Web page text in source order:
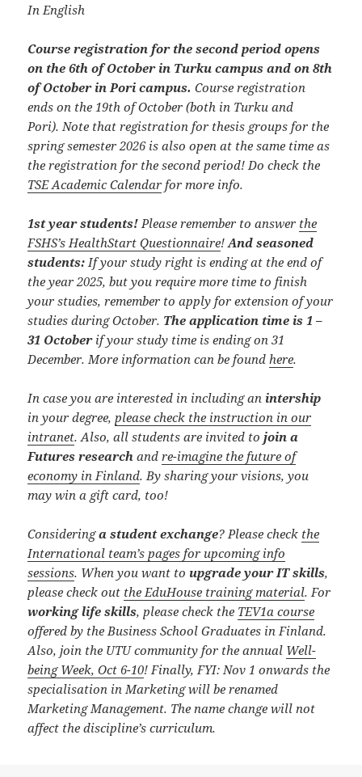
In English
Course registration for the second period opens
on the 6th of October in Turku campus and on 8th
of October in Pori campus. Course registration
ends on the 19th of October (both in Turku and
Pori). Note that registration for thesis groups for the
spring semester 2026 is also open at the same time as
the registration for the second period! Do check the
TSE Academic Calendar for more info.
1st year students! Please remember to answer the
FSHS’s HealthStart Questionnaire!And seasoned
students: If your study right is ending at the end of
the year 2025, but you require more time to finish
your studies, remember to apply for extension of your
studies during October. The application time is 1 –
31 Octoberif your study time is ending on 31
December. More information can be found here.
In case you are interested in including an intership
in your degree, please check the instruction in our
intranet. Also, all students are invited to join a
Futures research andre-imagine the future of
economy in Finland. By sharing your visions, you
may win a gift card, too!
Consideringa student exchange? Please check the
International team’s pages for upcoming info
sessions. When you want to upgrade your IT skills,
please check out the EduHouse training material. For
working life skills, please check the TEV1a course
offered by the Business School Graduates in Finland.
Also, join the UTU community for the annual Well-
being Week, Oct 6-10! Finally, FYI: Nov 1 onwards the
specialisation in Marketing will be renamed
Marketing Management. The name change will not
affect the discipline’s curriculum.